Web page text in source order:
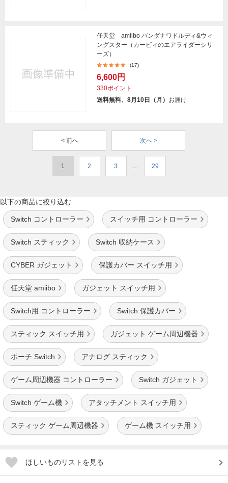
任天堂 amiibo バンダナワドルディ&ウィ
ングスター（カービィのエアライダーシリ
ーズ）
(17)
6,600円
330ポイント
送料無料、8月10日（月） お届け
< 前へ 次へ >
1 2 3 … 29
以下の商品に絞り込む
Switch コントローラー スイッチ用 コントローラー
Switch スティック Switch 収納ケース
CYBER ガジェット 保護カバー スイッチ用
任天堂 amiibo ガジェット スイッチ用
Switch用 コントローラー Switch 保護カバー
スティック スイッチ用 ガジェット ゲーム周辺機器
ポーチ Switch アナログ スティック
ゲーム周辺機器 コントローラー Switch ガジェット
Switch ゲーム機 アタッチメント スイッチ用
スティック ゲーム周辺機器 ゲーム機 スイッチ用
ほしいものリストを見る